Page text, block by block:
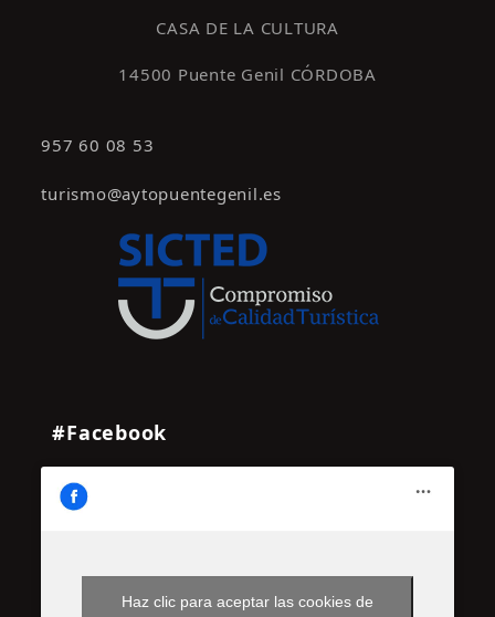
CASA DE LA CULTURA
14500 Puente Genil CÓRDOBA
957 60 08 53
turismo@aytopuentegenil.es
#Facebook
Haz clic para aceptar las cookies de